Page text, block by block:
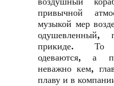
привычной
музыкой мер
прикиде. То
одеваются, а
неважно кем,
плаву и в